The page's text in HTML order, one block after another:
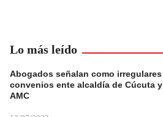
Lo más leído
Abogados señalan como irregulares
convenios ente alcaldía de Cúcuta y
AMC